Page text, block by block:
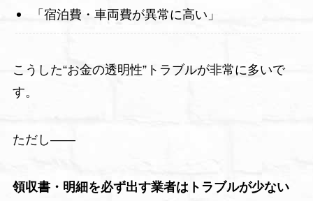
「宿泊費・車両費が異常に高い」
こうした“お金の透明性”トラブルが非常に多いで
す。
ただし――
領収書・明細を必ず出す業者はトラブルが少ない